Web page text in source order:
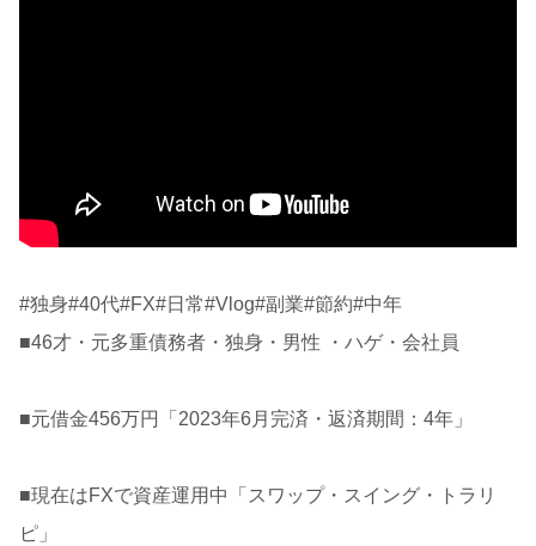
#独身#40代#FX#日常#Vlog#副業#節約#中年
■46才・元多重債務者・独身・男性 ・ハゲ・会社員
■元借金456万円「2023年6月完済・返済期間：4年」
■現在はFXで資産運用中「スワップ・スイング・トラリ
ピ」